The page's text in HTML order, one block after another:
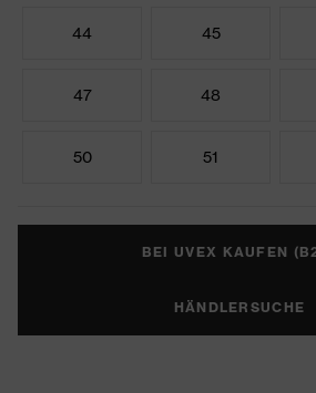
44 45
47 48
50 51
BEI UVEX KAUFEN
HÄNDLERSUCHE